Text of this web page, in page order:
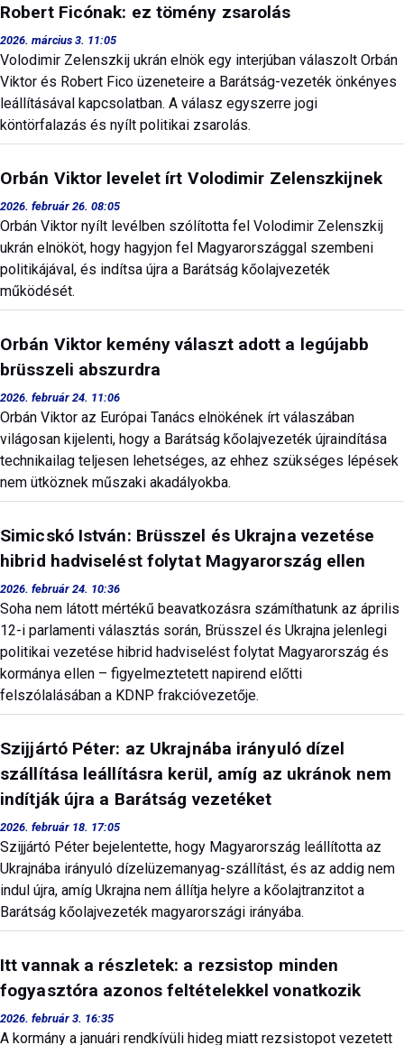
Robert Ficónak: ez tömény zsarolás
2026. március 3. 11:05
Volodimir Zelenszkij ukrán elnök egy interjúban válaszolt Orbán
Viktor és Robert Fico üzeneteire a Barátság-vezeték önkényes
leállításával kapcsolatban. A válasz egyszerre jogi
köntörfalazás és nyílt politikai zsarolás.
Orbán Viktor levelet írt Volodimir Zelenszkijnek
2026. február 26. 08:05
Orbán Viktor nyílt levélben szólította fel Volodimir Zelenszkij
ukrán elnököt, hogy hagyjon fel Magyarországgal szembeni
politikájával, és indítsa újra a Barátság kőolajvezeték
működését.
Orbán Viktor kemény választ adott a legújabb
brüsszeli abszurdra
2026. február 24. 11:06
Orbán Viktor az Európai Tanács elnökének írt válaszában
világosan kijelenti, hogy a Barátság kőolajvezeték újraindítása
technikailag teljesen lehetséges, az ehhez szükséges lépések
nem ütköznek műszaki akadályokba.
Simicskó István: Brüsszel és Ukrajna vezetése
hibrid hadviselést folytat Magyarország ellen
2026. február 24. 10:36
Soha nem látott mértékű beavatkozásra számíthatunk az április
12-i parlamenti választás során, Brüsszel és Ukrajna jelenlegi
politikai vezetése hibrid hadviselést folytat Magyarország és
kormánya ellen – figyelmeztetett napirend előtti
felszólalásában a KDNP frakcióvezetője.
Szijjártó Péter: az Ukrajnába irányuló dízel
szállítása leállításra kerül, amíg az ukránok nem
indítják újra a Barátság vezetéket
2026. február 18. 17:05
Szijjártó Péter bejelentette, hogy Magyarország leállította az
Ukrajnába irányuló dízelüzemanyag-szállítást, és az addig nem
indul újra, amíg Ukrajna nem állítja helyre a kőolajtranzitot a
Barátság kőolajvezeték magyarországi irányába.
Itt vannak a részletek: a rezsistop minden
fogyasztóra azonos feltételekkel vonatkozik
2026. február 3. 16:35
A kormány a januári rendkívüli hideg miatt rezsistopot vezetett